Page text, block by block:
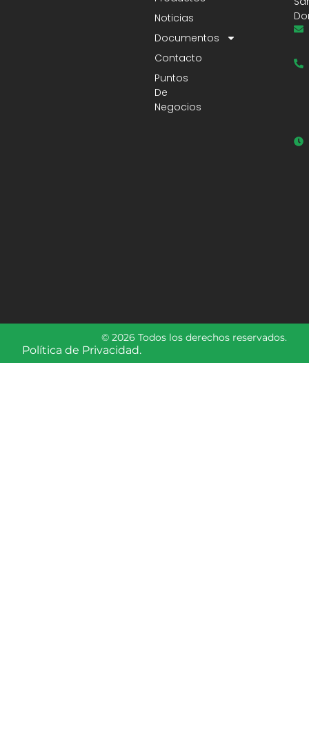
Noticias
Documentos
Contacto
Puntos
De
Negocios
© 2026 Todos los derechos reservados.
Política de Privacidad.